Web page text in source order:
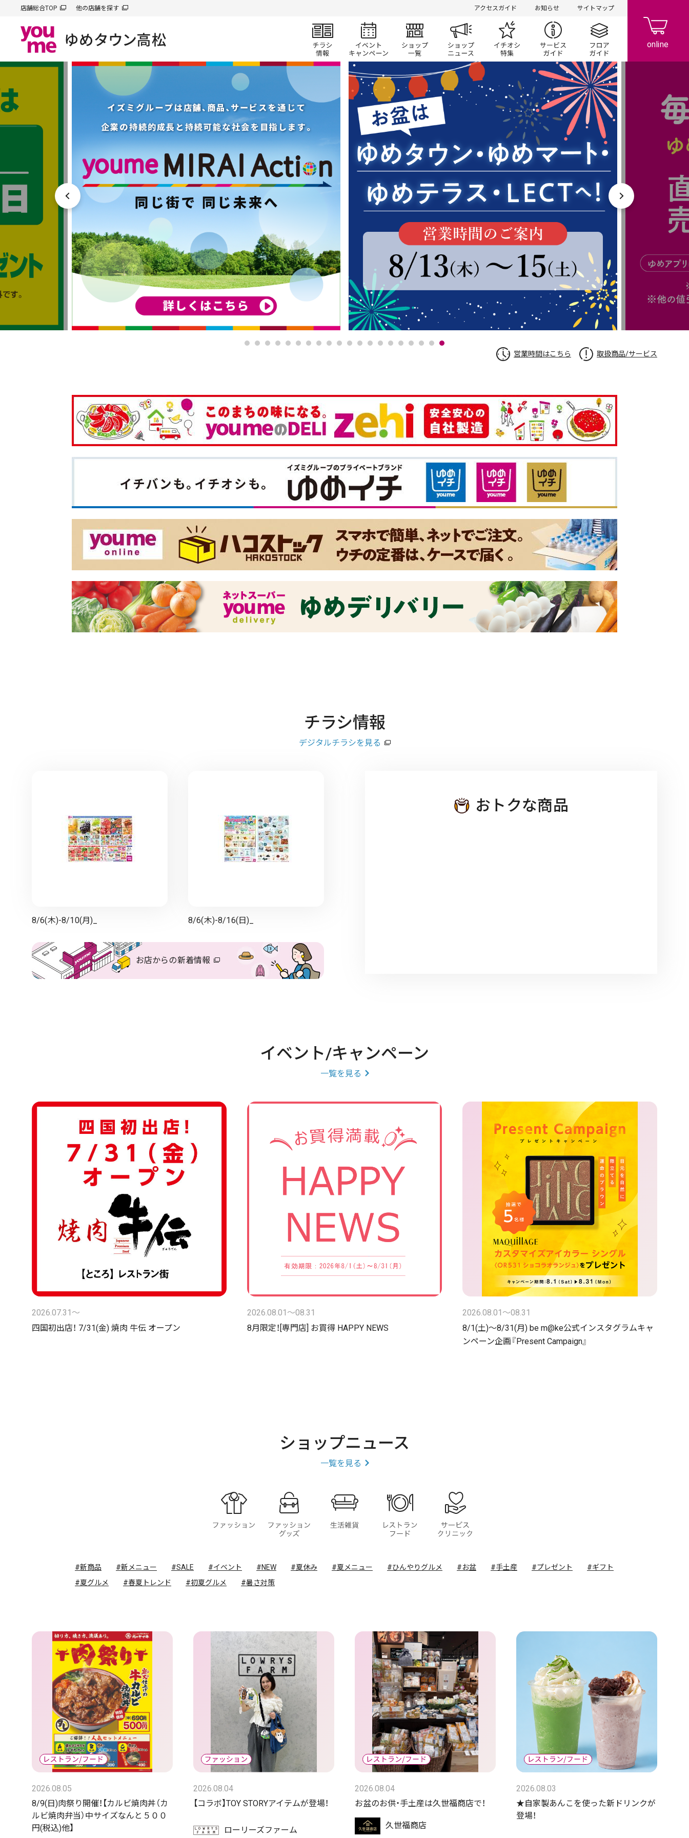
店舗総合TOP 他の店舗を探す アクセスガイド お知らせ サイトマップ
チラシ情報 イベント/キャンペーン
ショップ一覧 ショップニュースイチオシ特集 サービスガイドフロアガイド
営業時間はこちら 取扱商品/サービス
チラシ情報
デジタルチラシを見る
8/6(木)-8/10(月)_ 8/6(木)-8/16(日)_
お店からの新着情報
おトクな商品
イベント/キャンペーン
一覧を見る
2026.07.31〜
四国初出店！ 7/31(金) 焼肉 牛伝 オープン
2026.08.01〜08.31
8月限定！[専門店] お買得 HAPPY NEWS
2026.08.01〜08.31
8/1(土)～8/31(月) be m@ke公式インスタグラムキャ
ンペーン企画『Present Campaign』
ショップニュース
一覧を見る
ファッション ファッショングッズ生活雑貨 レストラン・フード
#新商品 #新メニュー #SALE #イベント #NEW #夏休み #夏メニュー #ひんやりグルメ #お盆 #手土産 #プレゼント
#ギフト
#夏グルメ
#春夏トレンド #初夏グルメ #暑さ対策
2026.08.05
8/9(日)肉祭り開催！【カルビ焼肉丼（カ
ルビ焼肉弁当）中サイズなんと５００
円(税込)他】
2026.08.04
【コラボ】TOY STORYアイテムが登場！
ローリーズファーム
2026.08.04
お盆のお供・手土産は久世福商店で！
久世福商店
2026.08.03
★自家製あんこを使った新ドリンクが
登場！